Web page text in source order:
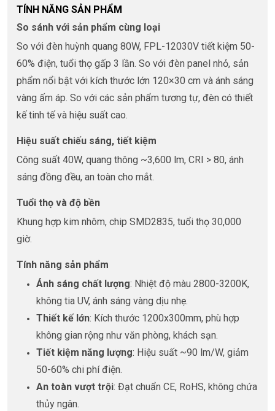
TÍNH NĂNG SẢN PHẨM
So sánh với sản phẩm cùng loại
So với đèn huỳnh quang 80W, FPL-12030V tiết kiệm 50-
60% điện, tuổi thọ gấp 3 lần. So với đèn panel nhỏ, sản
phẩm nổi bật với kích thước lớn 120×30 cm và ánh sáng
vàng ấm áp. So với các sản phẩm tương tự, đèn có thiết
kế tinh tế và hiệu suất cao.
Hiệu suất chiếu sáng, tiết kiệm
Công suất 40W, quang thông ~3,600 lm, CRI > 80, ánh
sáng đồng đều, an toàn cho mắt.
Tuổi thọ và độ bền
Khung hợp kim nhôm, chip SMD2835, tuổi thọ 30,000
giờ.
Tính năng sản phẩm
Ánh sáng chất lượng: Nhiệt độ màu 2800-3200K,
không tia UV, ánh sáng vàng dịu nhẹ.
Thiết kế lớn: Kích thước 1200x300mm, phù hợp
không gian rộng như văn phòng, khách sạn.
Tiết kiệm năng lượng: Hiệu suất ~90 lm/W, giảm
50-60% chi phí điện.
An toàn vượt trội: Đạt chuẩn CE, RoHS, không chứa
thủy ngân.